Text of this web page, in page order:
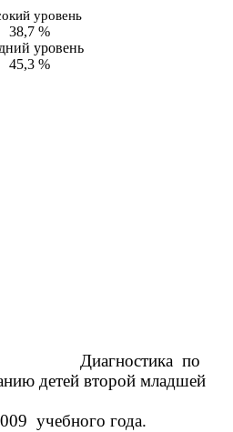
уровень
38,7 %
уровень
45,3 %
Диагностика по
детей второй младшей
учебного года.